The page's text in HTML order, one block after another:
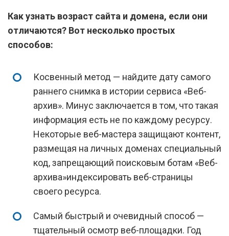
Как узнать возраст сайта и домена, если они
отличаются? Вот несколько простых
способов:
Косвенный метод — найдите дату самого
раннего снимка в истории сервиса «Веб-
архив». Минус заключается в том, что такая
информация есть не по каждому ресурсу.
Некоторые веб-мастера защищают контент,
размещая на личных доменах специальный
код, запрещающий поисковым ботам «Веб-
архива»индексировать веб-страницы
своего ресурса.
Самый быстрый и очевидный способ —
тщательный осмотр веб-площадки. Год